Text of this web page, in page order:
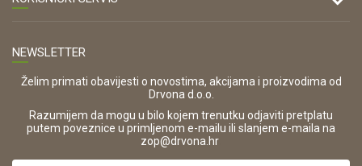
OIB:
42821181683
16280
Zaštita privatnosti i osobnih podataka
Korištenje kolačića
Pravo na odustajanje i jednostrani raskid ugovora
Reklamacije
NEWSLETTER
Želim primati obavijesti o novostima, akcijama i proizvodima od
Drvona d.o.o.
Razumijem da mogu u bilo kojem trenutku odjaviti pretplatu
putem poveznice u primljenom e-mailu ili slanjem e-maila na
zop@drvona.hr